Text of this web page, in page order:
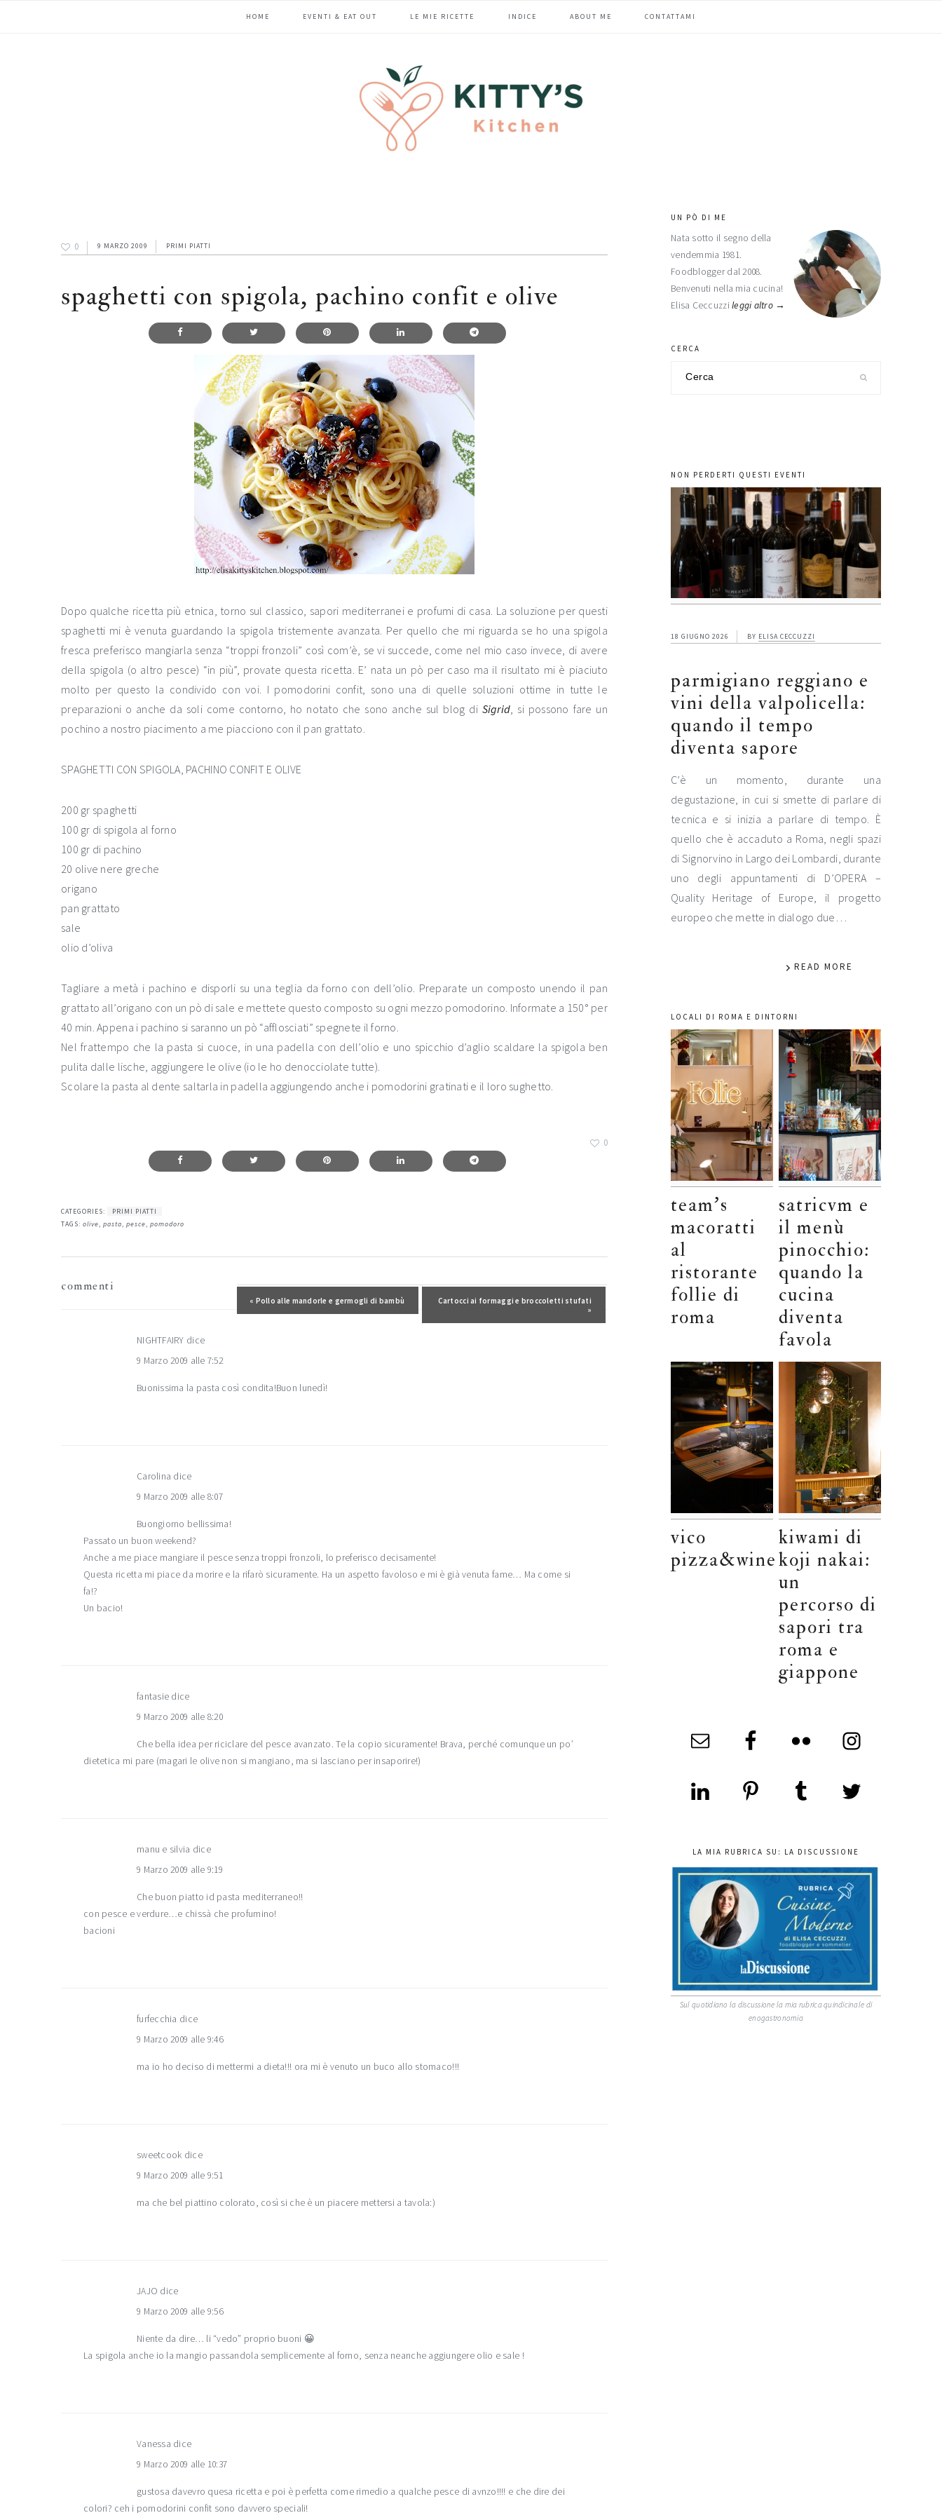
HOME EVENTI & EAT OUT LE MIE RICETTE INDICE ABOUT ME CONTATTAMI
0 9 MARZO 2009 PRIMI PIATTI
spaghetti con spigola, pachino confit e olive
Dopo qualche ricetta più etnica, torno sul classico, sapori mediterranei e profumi di casa. La soluzione per questi
spaghetti mi è venuta guardando la spigola tristemente avanzata. Per quello che mi riguarda se ho una spigola
fresca preferisco mangiarla senza “troppi fronzoli” così com’è, se vi succede, come nel mio caso invece, di avere
della spigola (o altro pesce) “in più”, provate questa ricetta. E’ nata un pò per caso ma il risultato mi è piaciuto
molto per questo la condivido con voi. I pomodorini confit, sono una di quelle soluzioni ottime in tutte le
preparazioni o anche da soli come contorno, ho notato che sono anche sul blog di Sigrid, si possono fare un
pochino a nostro piacimento a me piacciono con il pan grattato.
SPAGHETTI CON SPIGOLA, PACHINO CONFIT E OLIVE
200 gr spaghetti
100 gr di spigola al forno
100 gr di pachino
20 olive nere greche
origano
pan grattato
sale
olio d’oliva
Tagliare a metà i pachino e disporli su una teglia da forno con dell’olio. Preparate un composto unendo il pan
grattato all’origano con un pò di sale e mettete questo composto su ogni mezzo pomodorino. Informate a 150° per
40 min. Appena i pachino si saranno un pò “afflosciati” spegnete il forno.
Nel frattempo che la pasta si cuoce, in una padella con dell’olio e uno spicchio d’aglio scaldare la spigola ben
pulita dalle lische, aggiungere le olive (io le ho denocciolate tutte).
Scolare la pasta al dente saltarla in padella aggiungendo anche i pomodorini gratinati e il loro sughetto.
0
CATEGORIES:
PRIMI PIATTI
TAGS: olive, pasta, pesce, pomodoro
Post precedente:
« Pollo alle mandorle e germogli di bambù Post successivo:
Cartocci ai formaggi e broccoletti stufati
»
del
commenti
NIGHTFAIRY dice
9 Marzo 2009 alle 7:52
Buonissima la pasta così condita!Buon lunedì!
Carolina dice
9 Marzo 2009 alle 8:07
Buongiorno bellissima!
Passato un buon weekend?
Anche a me piace mangiare il pesce senza troppi fronzoli, lo preferisco decisamente!
Questa ricetta mi piace da morire e la rifarò sicuramente. Ha un aspetto favoloso e mi è già venuta fame… Ma come si
fa!?
Un bacio!
fantasie dice
9 Marzo 2009 alle 8:20
Che bella idea per riciclare del pesce avanzato. Te la copio sicuramente! Brava, perché comunque un po’
dietetica mi pare (magari le olive non si mangiano, ma si lasciano per insaporire!)
manu e silvia dice
9 Marzo 2009 alle 9:19
Che buon piatto id pasta mediterraneo!!
con pesce e verdure…e chissà che profumino!
bacioni
furfecchia dice
9 Marzo 2009 alle 9:46
ma io ho deciso di mettermi a dieta!!! ora mi è venuto un buco allo stomaco!!!
sweetcook dice
9 Marzo 2009 alle 9:51
ma che bel piattino colorato, così si che è un piacere mettersi a tavola:)
JAJO dice
9 Marzo 2009 alle 9:56
Niente da dire… li “vedo” proprio buoni 😀
La spigola anche io la mangio passandola semplicemente al forno, senza neanche aggiungere olio e sale !
Vanessa dice
9 Marzo 2009 alle 10:37
gustosa davevro quesa ricetta e poi è perfetta come rimedio a qualche pesce di avnzo!!!! e che dire dei
colori? ceh i pomodorini confit sono davvero speciali!
barra
laterale
primaria
UN PÒ DI ME
Nata sotto il segno della
vendemmia 1981.
Foodblogger dal 2008.
Benvenuti nella mia cucina!
Elisa Ceccuzzileggi altro →
CERCA
NON PERDERTI QUESTI EVENTI
18 GIUGNO 2026 BY ELISA CECCUZZI
parmigiano reggiano e
vini della valpolicella:
quando il tempo
diventa sapore
C’è un momento, durante una
degustazione, in cui si smette di parlare di
tecnica e si inizia a parlare di tempo. È
quello che è accaduto a Roma, negli spazi
di Signorvino in Largo dei Lombardi, durante
uno degli appuntamenti di D’OPERA –
Quality Heritage of Europe, il progetto
europeo che mette in dialogo due…
READ MORE
LOCALI DI ROMA E DINTORNI
team’s
macoratti
al
ristorante
follie di
roma
satricvm e
il menù
pinocchio:
quando la
cucina
diventa
favola
vico
pizza&wine
kiwami di
koji nakai:
un
percorso di
sapori tra
roma e
giappone
LA MIA RUBRICA SU: LA DISCUSSIONE
Sul quotidiano la discussione la mia rubrica quindicinale di
enogastronomia